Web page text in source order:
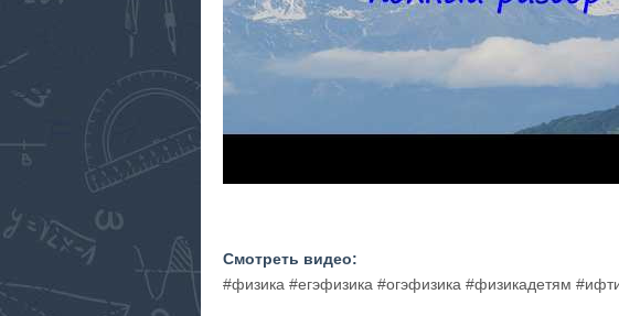
Смотреть видео:
#физика #егэфизика #огэфизика #физикадетям